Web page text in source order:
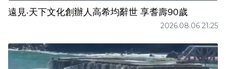
遠見‧天下文化創辦人高希均辭世 享耆壽90歲
2026.08.06 21:25